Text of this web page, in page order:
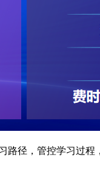
径，管控学习过